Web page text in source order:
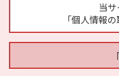
当
「個人情報
Copyright ©